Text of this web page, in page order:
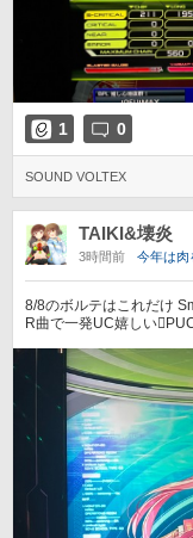
1 0
SOUND VOLTEX
TAIKI&壊炎
3時間前 今年は肉
8/8のボルテはこれだけ
R曲で一発UC嬉しい